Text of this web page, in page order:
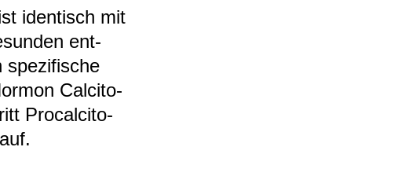
iden­tisch mit
ent­
spe­zi­fi­sche
Cal­ci­to­
Pro­cal­ci­to­